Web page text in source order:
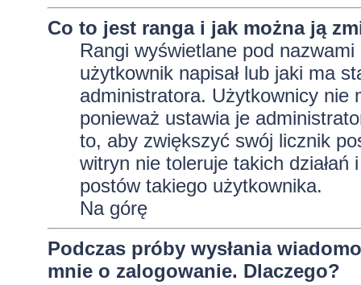
Co to jest ranga i jak można ją
Rangi wyświetlane pod
użytkownik napisał lub jaki ma
administratora. Użytkownicy nie
ponieważ ustawia je
to, aby zwiększyć swój licznik
witryn nie toleruje takich
postów takiego użytkownika.
Na górę
Podczas próby wysłania
mnie o zalogowanie. Dlaczego?